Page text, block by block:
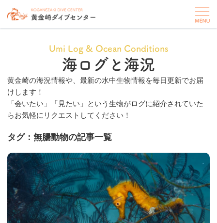
Umi Log & Ocean Conditions
海ログと海況
黄金崎の海況情報や、最新の水中生物情報を毎日更新でお届
けします！
「会いたい」「見たい」という生物がログに紹介されていた
らお気軽にリクエストしてください！
タグ：無腸動物の記事一覧